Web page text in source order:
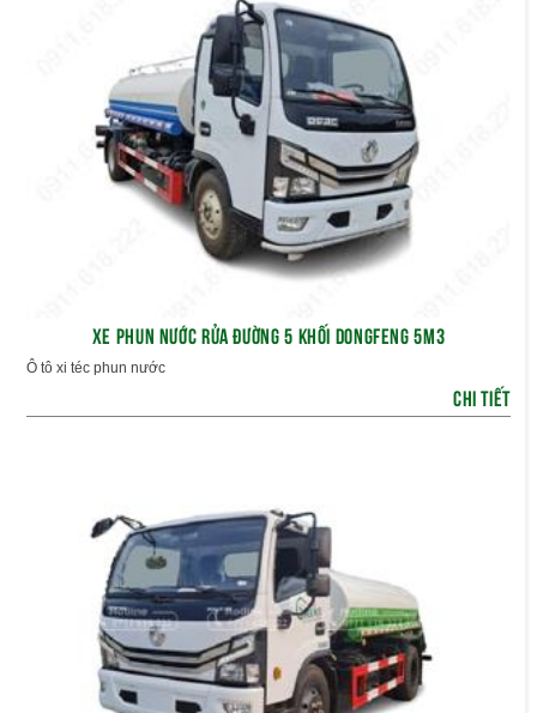
XE PHUN NƯỚC RỬA ĐƯỜNG 5 KHỐI DONGFENG 5M3
Ô tô xi téc phun nước
CHI TIẾT